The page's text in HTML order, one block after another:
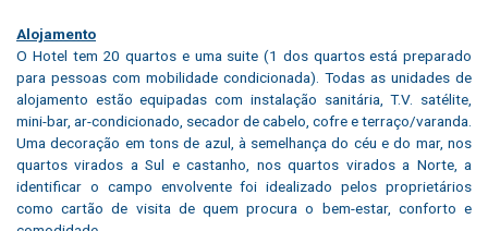
Alojamento
O Hotel tem 20 quartos e uma suite (1 dos quartos está preparado
para pessoas com mobilidade condicionada). Todas as unidades de
alojamento estão equipadas com instalação sanitária, T.V. satélite,
mini-bar, ar-condicionado, secador de cabelo, cofre e terraço/varanda.
Uma decoração em tons de azul, à semelhança do céu e do mar, nos
quartos virados a Sul e castanho, nos quartos virados a Norte, a
identificar o campo envolvente foi idealizado pelos proprietários
como cartão de visita de quem procura o bem-estar, conforto e